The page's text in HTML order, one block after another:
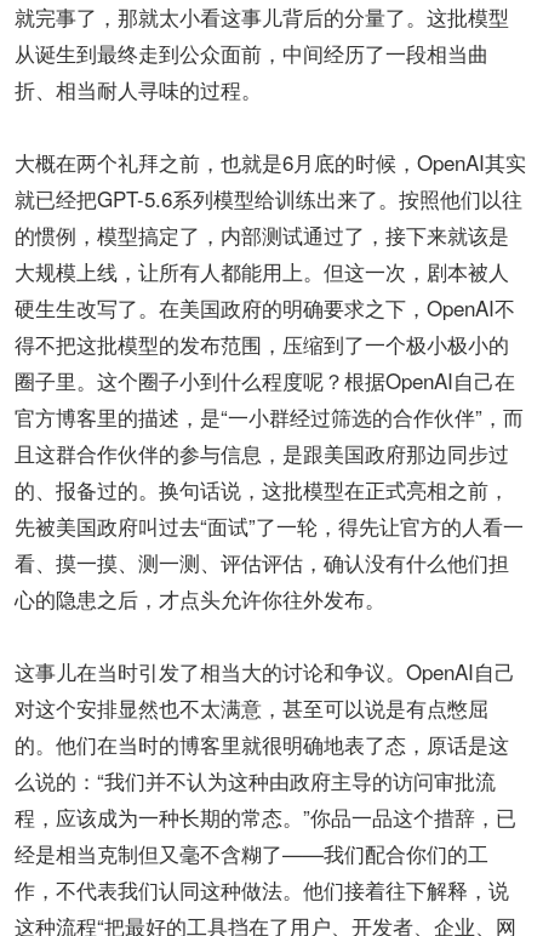
就完事了，那就太小看这事儿背后的分量了。这批模型
从诞生到最终走到公众面前，中间经历了一段相当曲
折、相当耐人寻味的过程。
大概在两个礼拜之前，也就是6月底的时候，OpenAI其实
就已经把GPT-5.6系列模型给训练出来了。按照他们以往
的惯例，模型搞定了，内部测试通过了，接下来就该是
大规模上线，让所有人都能用上。但这一次，剧本被人
硬生生改写了。在美国政府的明确要求之下，OpenAI不
得不把这批模型的发布范围，压缩到了一个极小极小的
圈子里。这个圈子小到什么程度呢？根据OpenAI自己在
官方博客里的描述，是“一小群经过筛选的合作伙伴”，而
且这群合作伙伴的参与信息，是跟美国政府那边同步过
的、报备过的。换句话说，这批模型在正式亮相之前，
先被美国政府叫过去“面试”了一轮，得先让官方的人看一
看、摸一摸、测一测、评估评估，确认没有什么他们担
心的隐患之后，才点头允许你往外发布。
这事儿在当时引发了相当大的讨论和争议。OpenAI自己
对这个安排显然也不太满意，甚至可以说是有点憋屈
的。他们在当时的博客里就很明确地表了态，原话是这
么说的：“我们并不认为这种由政府主导的访问审批流
程，应该成为一种长期的常态。”你品一品这个措辞，已
经是相当克制但又毫不含糊了——我们配合你们的工
作，不代表我们认同这种做法。他们接着往下解释，说
这种流程“把最好的工具挡在了用户、开发者、企业、网